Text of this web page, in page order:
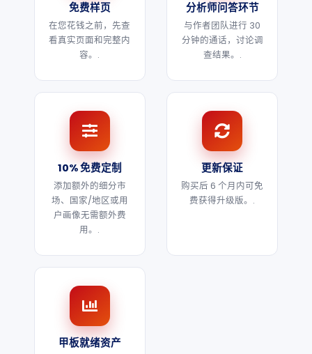
免费样页
在您花钱之前，先查
看真实页面和完整内
容。.
分析师问答环节
与作者团队进行 30
分钟的通话，讨论调
查结果。.
10% 免费定制
添加额外的细分市
场、国家/地区或用
户画像无需额外费
用。.
更新保证
购买后 6 个月内可免
费获得升级版。.
甲板就绪资产